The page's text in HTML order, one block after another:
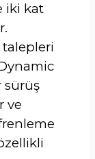
iki kat
sürüş
ve